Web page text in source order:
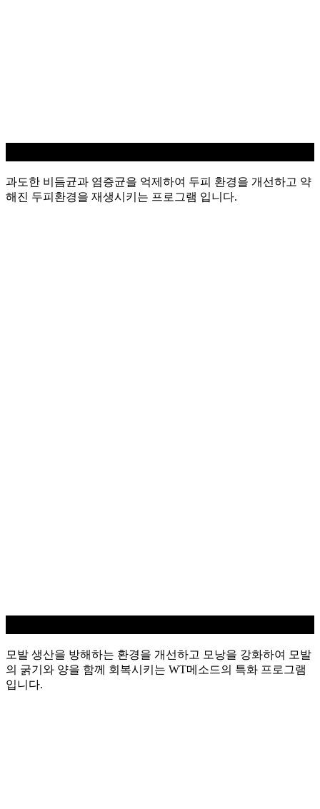
과도한 비듬균과 염증균을 억제하여 두피 환경을 개선하고 약
해진 두피환경을 재생시키는 프로그램 입니다.
모발 생산을 방해하는 환경을 개선하고 모낭을 강화하여 모발
의 굵기와 양을 함께 회복시키는 WT메소드의 특화 프로그램
입니다.